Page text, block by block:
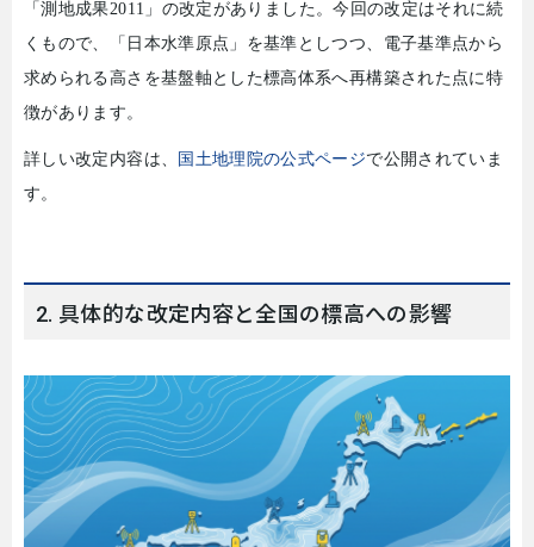
「測地成果2011 」の改定がありました。今回の改定はそれに続
くもので、「日本水準原点」を基準としつつ、電子基準点から
求められる高さを基盤軸とした標高体系へ再構築された点に特
徴があります。
詳しい改定内容は、 国土地理院の公式ページで公開されていま
す。
2. 具体的な改定内容と全国の標高への影響